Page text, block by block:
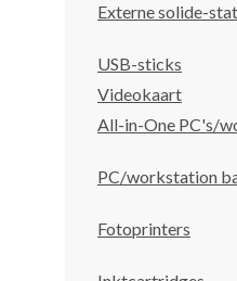
Externe solide-
USB-sticks
Videokaart
All-in-One PC's/
PC/workstation
Fotoprinters